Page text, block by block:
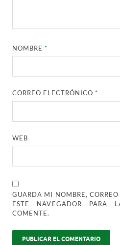
NOMBRE*
CORREO ELECTRÓNICO*
WEB
GUARDA MI NOMBRE,
ESTE NAVEGADOR PARA
COMENTE.